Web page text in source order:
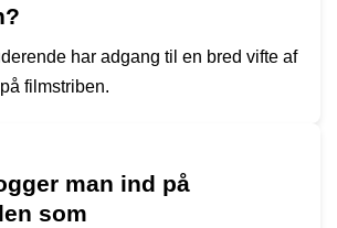
har adgang til en bred vifte af
filmstriben.
man ind på
som